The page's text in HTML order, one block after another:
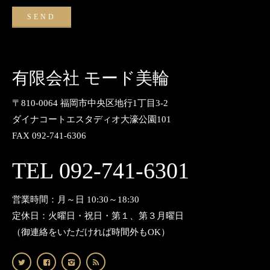
有限会社 モード美輪
〒810-0064 福岡市中央区地行1丁目3-2
ダイナコートエスタディオ大濠公園101
FAX 092-741-6306
TEL 092-741-6301
営業時間：月～日 10:30～18:30
定休日：火曜日・祝日・第１、第３月曜日
（御連絡をいただければ時間外もOK）